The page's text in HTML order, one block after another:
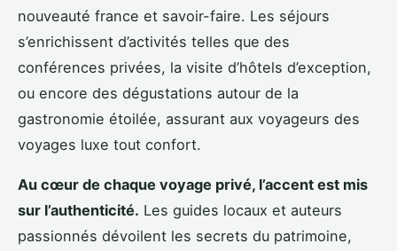
nouveauté france et savoir-faire. Les séjours
s’enrichissent d’activités telles que des
conférences privées, la visite d’hôtels d’exception,
ou encore des dégustations autour de la
gastronomie étoilée, assurant aux voyageurs des
voyages luxe tout confort.
Au cœur de chaque voyage privé, l’accent est mis
sur l’authenticité. Les guides locaux et auteurs
passionnés dévoilent les secrets du patrimoine,